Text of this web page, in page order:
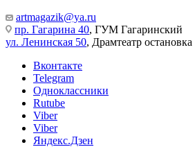
artmagazik@ya.ru
пр. Гагарина 40, ГУМ Гагаринский
ул. Ленинская 50, Драмтеатр остановка
Вконтакте
Telegram
Одноклассники
Rutube
Viber
Viber
Яндекс.Дзен